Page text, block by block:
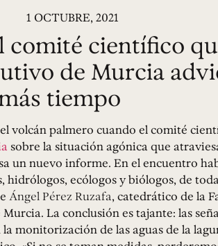
1 OCTUBRE, 2021
comité científico
de Murcia
tiempo
volcán palmero cuando el comité
sobre la situación agónica que
un nuevo informe. En el encuentro
ecólogos y biólogos, de
Ángel Pérez Ruzafa, catedrático de la
La conclusión es tajante: las
monitorización de las aguas de la